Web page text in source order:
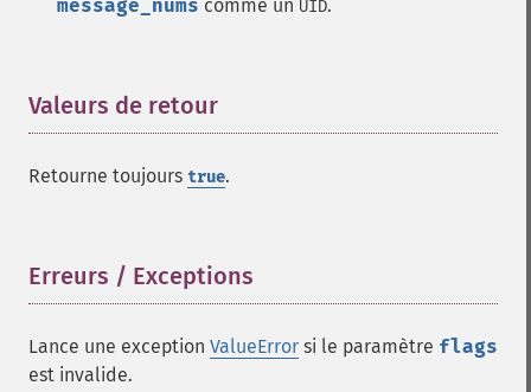
message_nums comme un UID.
Valeurs de retour
Retourne toujours true.
Erreurs / Exceptions
Lance une exception ValueError si le paramètre flags
est invalide.